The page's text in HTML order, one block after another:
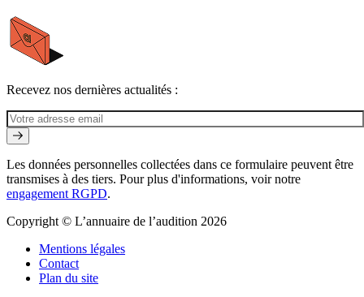
Recevez nos dernières actualités :
Les données personnelles collectées dans ce formulaire peuvent être
transmises à des tiers. Pour plus d'informations, voir notre
engagement RGPD.
Copyright © L’annuaire de l’audition 2026
Mentions légales
Contact
Plan du site